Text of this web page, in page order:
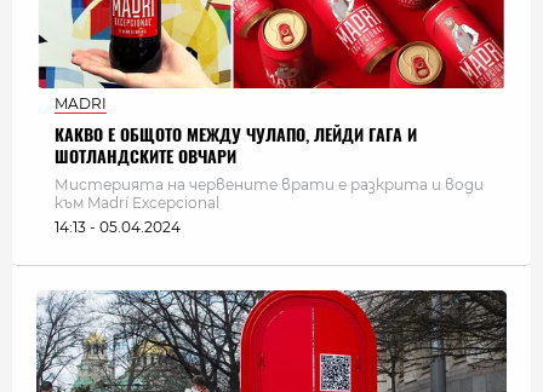
MADRI
КАКВО Е ОБЩОТО МЕЖДУ ЧУЛАПО, ЛЕЙДИ ГАГА И
ШОТЛАНДСКИТЕ ОВЧАРИ
Мистерията на червените врати е разкрита и води
към Madrí Excepcional
14:13 - 05.04.2024